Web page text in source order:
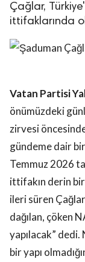
Saklıdır.
Çağlar,
ittifaklarında
Vatan Partisi
önümüzdeki
zirvesi
gündeme dair
Temmuz 2026
ittifakın derin
ileri süren
dağılan, çöken
yapılacak”
bir yapı